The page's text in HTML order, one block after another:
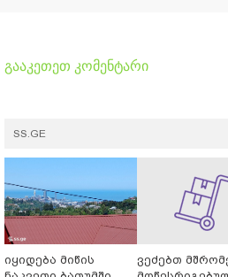
გააკეთეთ კომენტარი
SS.GE
იყიდება მიწის
ვეძებთ